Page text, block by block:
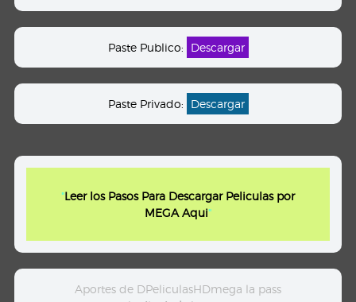
Paste Publico: Descargar
Paste Privado: Descargar
"Leer los Pasos Para Descargar Peliculas por
MEGA Aqui"
Aportes de DPeliculasHDmega la pass